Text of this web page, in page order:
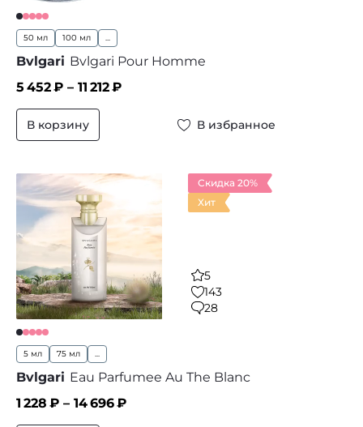
50 мл 100 мл ...
Bvlgari Bvlgari Pour Homme
5 452₽ – 11 212₽
В корзину В избранное
Скидка 20%
Хит
5
143
28
5 мл 75 мл ...
Bvlgari Eau Parfumee Au The Blanc
1 228 ₽ – 14 696₽